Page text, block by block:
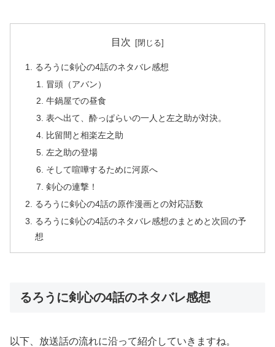
目次
るろうに剣心の4話のネタバレ感想
冒頭（アバン）
牛鍋屋での昼食
表へ出て、酔っぱらいの一人と左之助が対決。
比留間と相楽左之助
左之助の登場
そして喧嘩するために河原へ
剣心の連撃！
るろうに剣心の4話の原作漫画との対応話数
るろうに剣心の4話のネタバレ感想のまとめと次回の予
想
るろうに剣心の4話のネタバレ感想
以下、放送話の流れに沿って紹介していきますね。